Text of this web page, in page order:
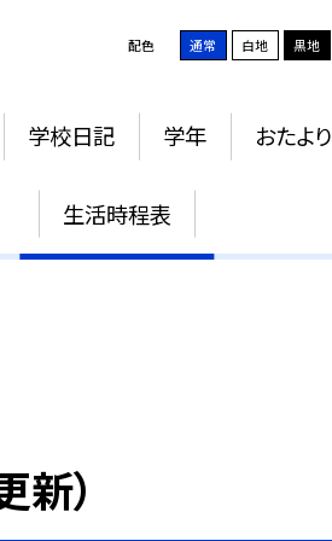
配色 通常 白地 黒地
学校日記 学年 おたより
生活時程表
改善推進プラン
）